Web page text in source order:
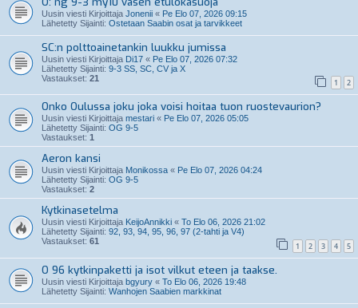
Uusin viesti Kirjoittaja Jonenii « Pe Elo 07, 2026 09:15
Lähetetty Sijainti: Ostetaan Saabin osat ja tarvikkeet
SC:n polttoainetankin luukku jumissa
Uusin viesti Kirjoittaja Di17 « Pe Elo 07, 2026 07:32
Lähetetty Sijainti: 9-3 SS, SC, CV ja X
Vastaukset: 21 1 2
Onko Oulussa joku joka voisi hoitaa tuon ruostevaurion?
Uusin viesti Kirjoittaja mestari « Pe Elo 07, 2026 05:05
Lähetetty Sijainti: OG 9-5
Vastaukset: 1
Aeron kansi
Uusin viesti Kirjoittaja Monikossa « Pe Elo 07, 2026 04:24
Lähetetty Sijainti: OG 9-5
Vastaukset: 2
Kytkinasetelma
Uusin viesti Kirjoittaja KeijoAnnikki « To Elo 06, 2026 21:02
Lähetetty Sijainti: 92, 93, 94, 95, 96, 97 (2-tahti ja V4)
Vastaukset: 61 1 2 3 4 5
O 96 kytkinpaketti ja isot vilkut eteen ja taakse.
Uusin viesti Kirjoittaja bgyury « To Elo 06, 2026 19:48
Lähetetty Sijainti: Wanhojen Saabien markkinat